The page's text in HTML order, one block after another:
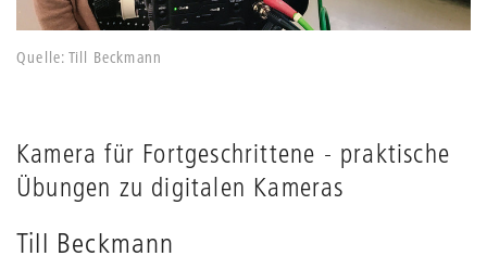
Quelle: Till Beckmann
Kamera für Fortgeschrittene - praktische
Übungen zu digitalen Kameras
Till Beckmann